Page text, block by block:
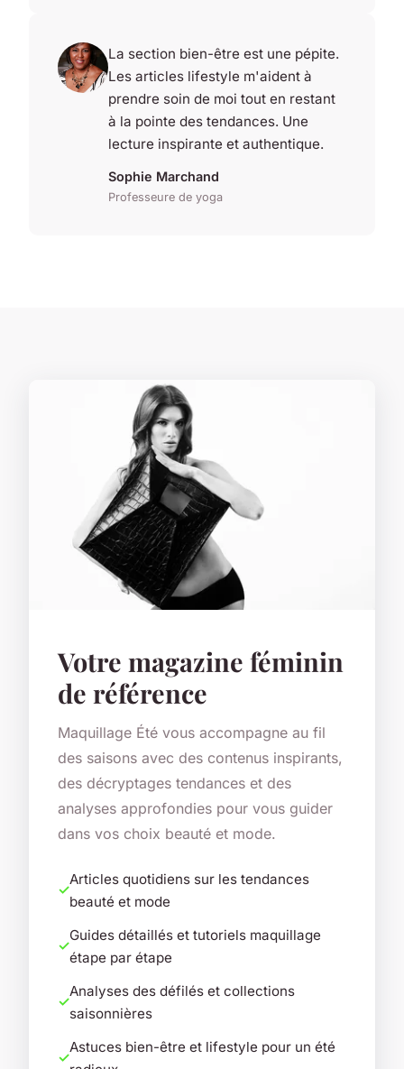
La section bien-être est une pépite.
Les articles lifestyle m'aident à
prendre soin de moi tout en restant
à la pointe des tendances. Une
lecture inspirante et authentique.
Sophie Marchand
Professeure de yoga
Votre magazine féminin
de référence
Maquillage Été vous accompagne au fil
des saisons avec des contenus inspirants,
des décryptages tendances et des
analyses approfondies pour vous guider
dans vos choix beauté et mode.
Articles quotidiens sur les tendances
beauté et mode
Guides détaillés et tutoriels maquillage
étape par étape
Analyses des défilés et collections
saisonnières
Astuces bien-être et lifestyle pour un été